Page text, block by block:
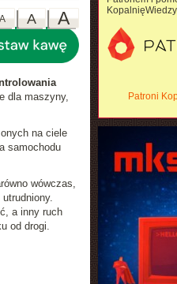
A
A
dla maszyny,
na ciele
samochodu
wówczas,
a inny ruch
od drogi.
Patroni